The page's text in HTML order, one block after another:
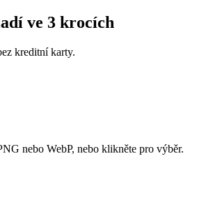
ve 3 krocích
kreditní karty.
nebo WebP, nebo klikněte pro výběr.